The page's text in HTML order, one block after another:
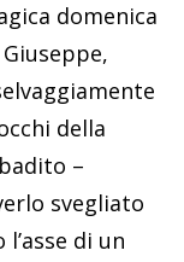
domenica
della
–
svegliato
di un